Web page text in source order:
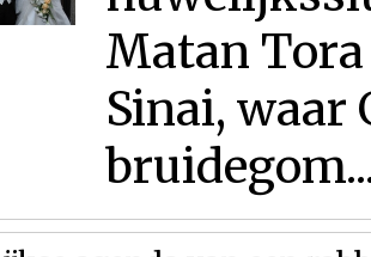
Matan
Sinai, waar